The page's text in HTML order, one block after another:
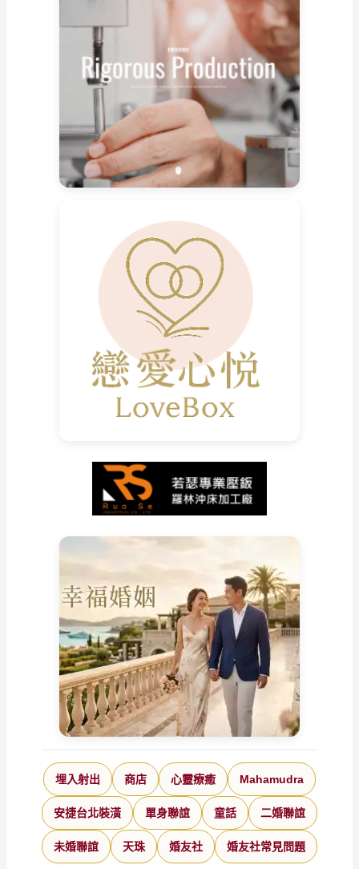
埋入射出 商店 心靈療癒 Mahamudra
安捷台北裝潢 單身聯誼 童話 二婚聯誼
未婚聯誼 天珠 婚友社 婚友社常見問題